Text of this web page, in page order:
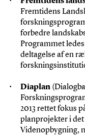
Fremtidens
forbedre
Programmet
deltagelse af en
Diaplan
2013 rettet fokus
planprojekter i
Videnopbygning,